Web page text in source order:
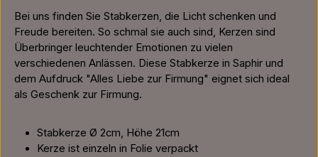
Bei uns finden Sie Stabkerzen, die Licht schenken und
Freude bereiten. So schmal sie auch sind, Kerzen sind
Überbringer leuchtender Emotionen zu vielen
verschiedenen Anlässen. Diese Stabkerze in Saphir und
dem Aufdruck "Alles Liebe zur Firmung" eignet sich ideal
als Geschenk zur Firmung.
Stabkerze Ø 2cm, Höhe 21cm
Kerze ist einzeln in Folie verpackt